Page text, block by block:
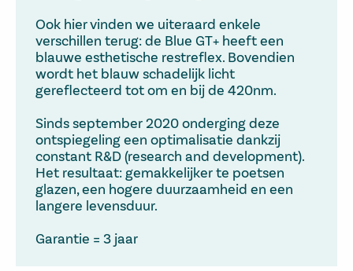
Ook hier vinden we uiteraard enkele
verschillen terug: de Blue GT+ heeft een
blauwe esthetische restreflex. Bovendien
wordt het blauw schadelijk licht
gereflecteerd tot om en bij de 420nm.
Sinds september 2020 onderging deze
ontspiegeling een optimalisatie dankzij
constant R&D (research and development).
Het resultaat: gemakkelijker te poetsen
glazen, een hogere duurzaamheid en een
langere levensduur.
Garantie = 3 jaar